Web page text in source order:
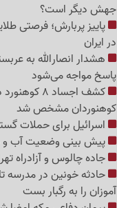
جهش دیگر است؟
پاییز پربارش؛ فرصتی
در ایران
هشدار انصارالله به
پاسخ مواجه می‌شود
کشف اجساد
کوهنوردان مشخص شد
اسرائیل برای حملات
پیش بینی وضعیت آب و هوای
جاده چالوس و آزادراه
حادثه خونین در مدرسه
آموزان را به رگبار بست